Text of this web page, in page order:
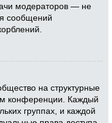
модераторов — не
сообщений
на структурные
конференции. Каждый
группах, и каждой